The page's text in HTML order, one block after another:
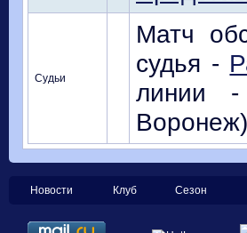
Судьи
Матч
судья -
линии
Новости Клуб Сезон